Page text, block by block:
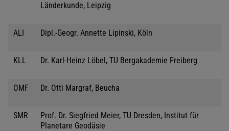
Länderkunde, Leipzig
ALI Dipl.-Geogr. Annette Lipinski, Köln
KLL Dr. Karl-Heinz Löbel, TU Bergakademie Freiberg
OMF Dr. Otti Margraf, Beucha
SMR
Prof. Dr. Siegfried Meier, TU Dresden, Institut für
Planetare Geodäsie